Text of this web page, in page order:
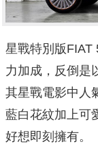
星戰特別版FIAT
力加成，反倒是
其星戰電影中人
藍白花紋加上可
好想即刻擁有。